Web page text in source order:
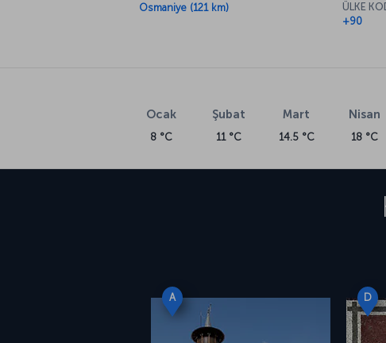
Osmaniye (121 km)
ÜLKE
+90
Ocak
8 °C
Şubat
11 °C
Mart
14.5 °C
Nisan
18 °C
A D